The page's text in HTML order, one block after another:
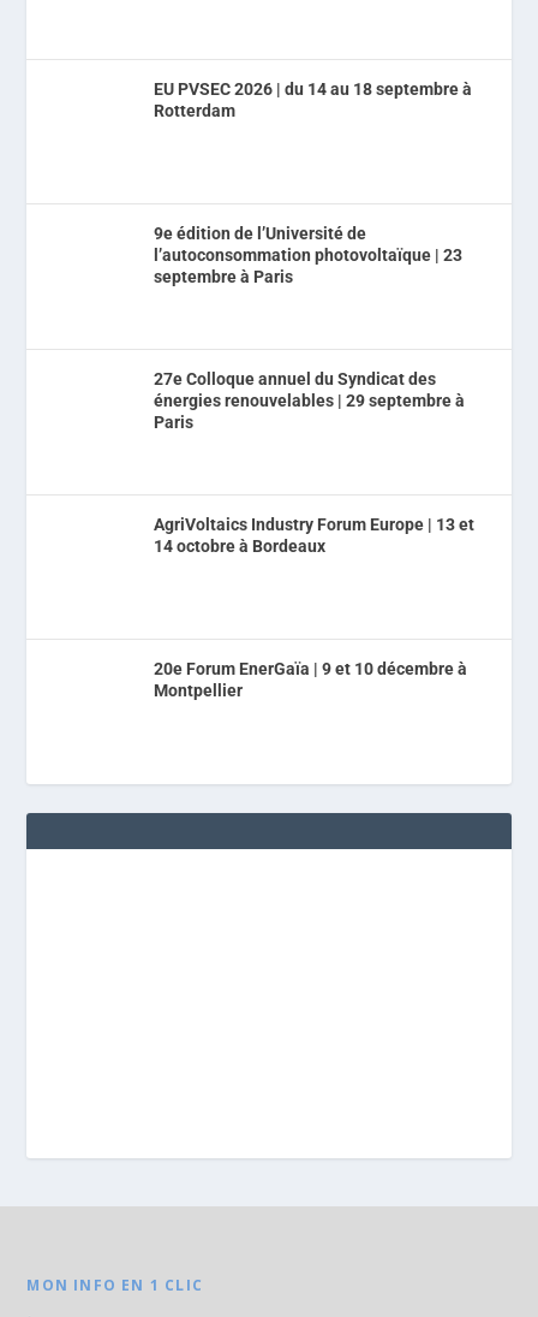
EU PVSEC 2026 | du 14 au 18 septembre à
Rotterdam
9e édition de l’Université de
l’autoconsommation photovoltaïque | 23
septembre à Paris
27e Colloque annuel du Syndicat des
énergies renouvelables | 29 septembre à
Paris
AgriVoltaics Industry Forum Europe | 13 et
14 octobre à Bordeaux
20e Forum EnerGaïa | 9 et 10 décembre à
Montpellier
MON INFO EN 1 CLIC